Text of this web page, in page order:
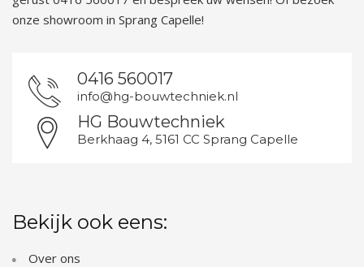
onze showroom in Sprang Capelle!
0416 560017
info@hg-bouwtechniek.nl
HG Bouwtechniek
Berkhaag 4, 5161 CC Sprang Capelle
Bekijk ook eens:
Over ons